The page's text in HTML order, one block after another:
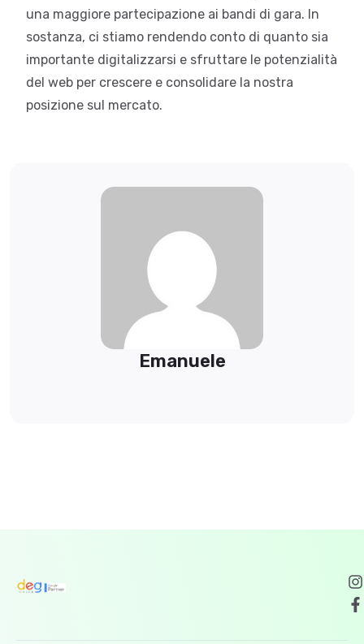
una maggiore partecipazione ai bandi di gara. In
sostanza, ci stiamo rendendo conto di quanto sia
importante digitalizzarsi e sfruttare le potenzialità
del web per crescere e consolidare la nostra
posizione sul mercato.
Emanuele